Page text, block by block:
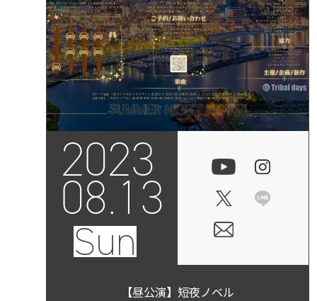
2023
08.13
Sun
【昼公演】短夜ノベル